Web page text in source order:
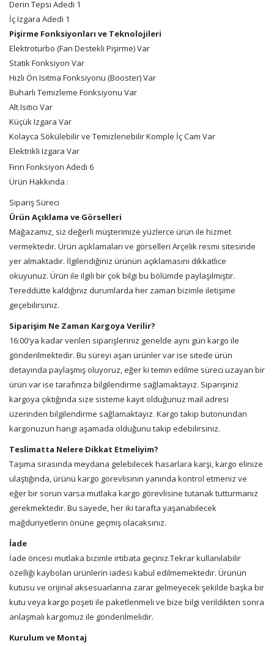
Derin Tepsi Adedi 1
İç Izgara Adedi 1
Pişirme Fonksiyonları ve Teknolojileri
Elektroturbo (Fan Destekli Pişirme) Var
Statik Fonksiyon Var
Hızlı Ön Isıtma Fonksiyonu (Booster) Var
Buharlı Temizleme Fonksiyonu Var
Alt Isıtıcı Var
Küçük Izgara Var
Kolayca Sökülebilir ve Temizlenebilir Komple İç Cam Var
Elektrikli Izgara Var
Fırın Fonksiyon Adedi 6
Ürün Hakkında :
Sipariş Süreci
Ürün Açıklama ve Görselleri
Mağazamız, siz değerli müşterimize yüzlerce ürün ile hizmet
vermektedir. Ürün açıklamaları ve görselleri Arçelik resmi sitesinde
yer almaktadır. İlgilendiğiniz ürünün açıklamasını dikkatlice
okuyunuz. Ürün ile ilgili bir çok bilgi bu bölümde paylaşılmıştır.
Tereddütte kaldığınız durumlarda her zaman bizimle iletişime
geçebilirsiniz.
Siparişim Ne Zaman Kargoya Verilir?
16:00'ya kadar verilen siparişleriniz genelde aynı gün kargo ile
gönderilmektedir. Bu süreyi aşan ürünler var ise sitede ürün
detayında paylaşmış oluyoruz, eğer ki temin edilme süreci uzayan bir
ürün var ise tarafınıza bilgilendirme sağlamaktayız. Siparişiniz
kargoya çıktığında size sisteme kayıt olduğunuz mail adresi
üzerinden bilgilendirme sağlamaktayız. Kargo takip butonundan
kargonuzun hangi aşamada olduğunu takip edebilirsiniz.
Teslimatta Nelere Dikkat Etmeliyim?
Taşıma sırasında meydana gelebilecek hasarlara karşı, kargo elinize
ulaştığında, ürünü kargo görevlisinin yanında kontrol etmeniz ve
eğer bir sorun varsa mutlaka kargo görevlisine tutanak tutturmanız
gerekmektedir. Bu sayede, her iki tarafta yaşanabilecek
mağduriyetlerin önüne geçmiş olacaksınız.
İade
İade öncesi mutlaka bizimle irtibata geçiniz.Tekrar kullanılabilir
özelliği kaybolan ürünlerin iadesi kabul edilmemektedir. Ürünün
kutusu ve orijinal aksesuarlarına zarar gelmeyecek şekilde başka bir
kutu veya kargo poşeti ile paketlenmeli ve bize bilgi verildikten sonra
anlaşmalı kargomuz ile gönderilmelidir.
Kurulum ve Montaj